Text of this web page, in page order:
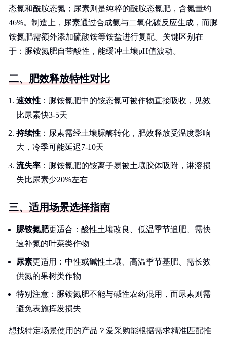
态氮和酰胺态氮；尿素则是纯粹的酰胺态氮肥，含氮量约
46%。制造上，尿素通过合成氨与二氧化碳反应生成，而脲
铵氮肥需额外添加硫酸铵等铵盐进行复配。关键区别在
于：脲铵氮肥自带酸性，能缓冲土壤pH值波动。
二、肥效释放特性对比
速效性 ：脲铵氮肥中的铵态氮可被作物直接吸收，见效
比尿素快3-5天
持续性 ：尿素需经土壤脲酶转化，肥效释放受温度影响
大，冷季可能延迟7-10天
流失率 ：脲铵氮肥的铵离子易被土壤胶体吸附，淋溶损
失比尿素少20%左右
三、适用场景选择指南
脲铵氮肥更适合：酸性土壤改良、低温季节追肥、需快
速补氮的叶菜类作物
尿素更适用：中性或碱性土壤、高温季节基肥、需长效
供氮的果树类作物
特别注意：脲铵氮肥不能与碱性农药混用，而尿素则需
避免表施挥发损失
想找特定场景使用的产品？爱采购能根据需求精准匹配推